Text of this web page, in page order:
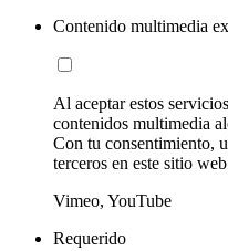
Contenido multimedia
Al aceptar estos
contenidos multimedia
Con tu consentimiento,
terceros en este sitio
Vimeo, YouTube
Requerido